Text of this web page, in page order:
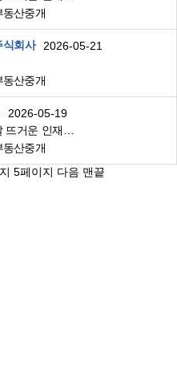
동산중개
식회사
2026-05-21
동산중개
2026-05-19
동산중개
5페이지 다음 맨끝